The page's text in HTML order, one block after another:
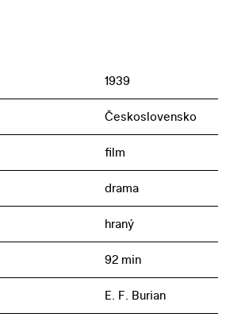
1939
Československo
film
drama
hraný
92 min
E. F. Burian